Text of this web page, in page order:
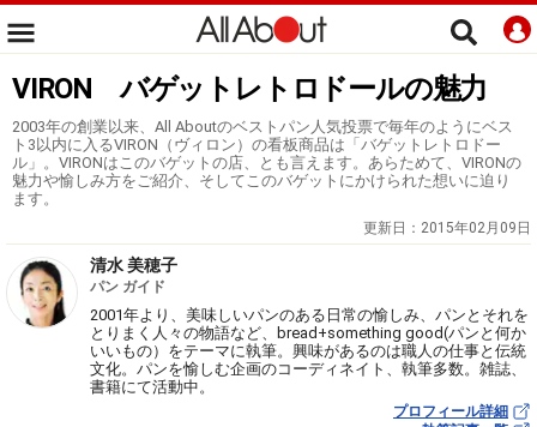
VIRON バゲットレトロドールの魅力
2003年の創業以来、All Aboutのベストパン人気投票で毎年のようにベス
ト3以内に入るVIRON（ヴィロン）の看板商品は「バゲットレトロドー
ル」。VIRONはこのバゲットの店、とも言えます。あらためて、VIRONの
魅力や愉しみ方をご紹介、そしてこのバゲットにかけられた想いに迫り
ます。
更新日： 2015年02月09日
清水 美穂子
パン ガイド
2001年より、美味しいパンのある日常の愉しみ、パンとそれを
とりまく人々の物語など、bread+something good(パンと何か
いいもの）をテーマに執筆。興味があるのは職人の仕事と伝統
文化。パンを愉しむ企画のコーディネイト、執筆多数。雑誌、
書籍にて活動中。
プロフィール詳細